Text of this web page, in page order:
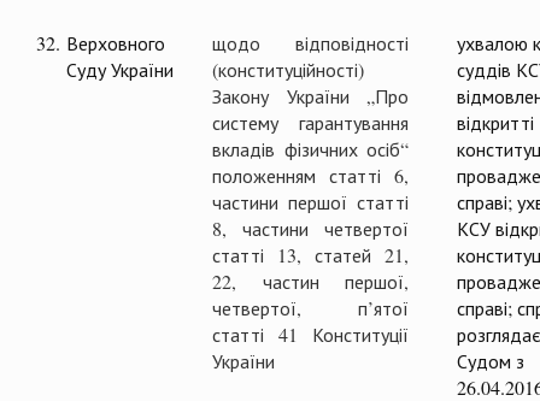
32. Верховного
Суду України
щодо відповідності
(конституційності)
Закону України „Про
систему гарантування
вкладів фізичних осіб“
положенням статті 6,
частини першої статті
8, частини четвертої
статті 13, статей 21,
22, частин першої,
четвертої, п’ятої
статті 41 Конституції
України
ухвалою
суддів
відкритті
справі;
КСУ
справі;
Судом з